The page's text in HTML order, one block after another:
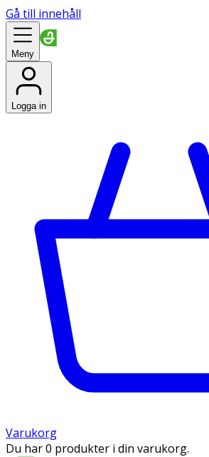
Gå till innehåll
Meny
Logga in
Varukorg
Du har 0 produkter i din varukorg.